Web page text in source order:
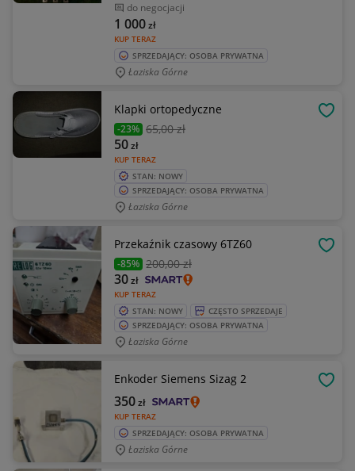
do negocjacji
KUP TERAZ
1 000zł
SPRZEDAJĄCY: OSOBA PRYWATNA
Łaziska Górne
Klapki ortopedyczne
-23% 65,00 zł
KUP TERAZ
50zł
STAN: NOWY
SPRZEDAJĄCY: OSOBA PRYWATNA
Łaziska Górne
Przekaźnik czasowy 6TZ60
-85% 200,00 zł
KUP TERAZ
30zł
STAN: NOWY
CZĘSTO SPRZEDAJE
SPRZEDAJĄCY: OSOBA PRYWATNA
Łaziska Górne
Enkoder Siemens Sizag 2
KUP TERAZ
350zł
SPRZEDAJĄCY: OSOBA PRYWATNA
Łaziska Górne